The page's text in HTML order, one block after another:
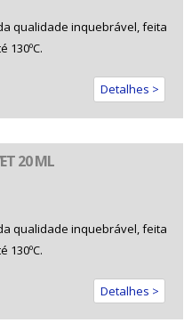
qualidade inquebrável, feita
130ºC.
Detalhes >
20 ML
qualidade inquebrável, feita
130ºC.
Detalhes >